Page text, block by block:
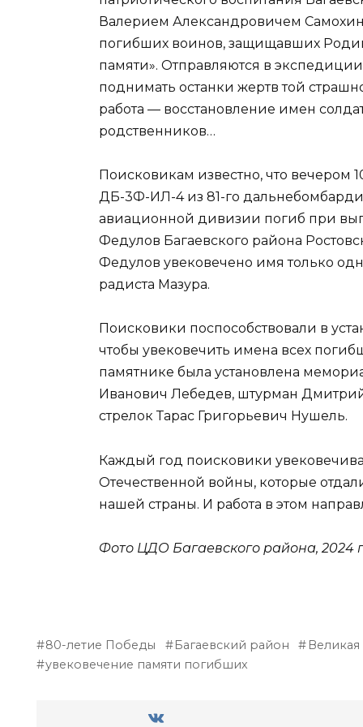
Валерием Александровичем
погибших воинов, защищавших
памяти». Отправляются в
поднимать останки жертв той
работа — восстановление имен
родственников…
Поисковикам известно, что вечером
ДБ-3Ф-ИЛ-4 из 81-го
авиационной дивизии погиб при
Федулов Багаевского района
Федулов увековечено имя только
радиста Мазура.
Поисковики поспособствовали в
чтобы увековечить имена всех
памятнике была установлена
Иванович Лебедев, штурман
стрелок Тарас Григорьевич Нушель.
Каждый год поисковики
Отечественной войны, которые
нашей страны. И работа в этом
Фото ЦДО Багаевского района, 2024
80-летие Победы Багаевский район
увековечение памяти погибших